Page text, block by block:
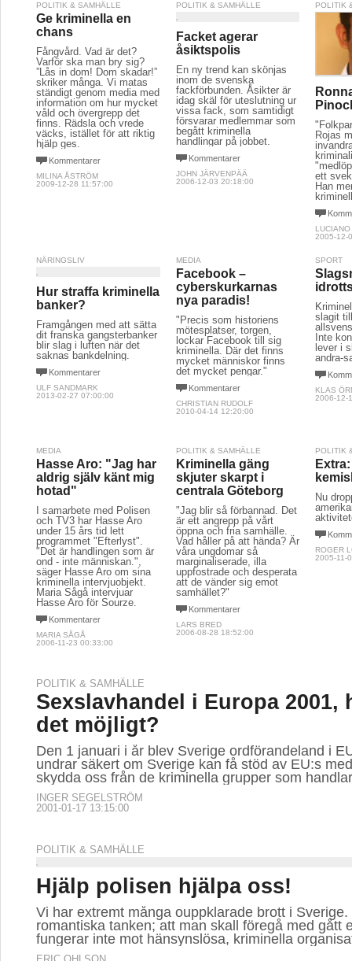
POLITIK & SAMHÄLLE
Ge kriminella en
chans
Fångvård. Vad är det?
Varför ska man bry sig?
”Lås in dom! Dom skadar!”
skriker många. Vi matas
ständigt genom media med
information om hur mycket
våld och övergrepp det
finns. Rädsla och vrede
väcks, istället för att riktig
hjälp ges.
Kommentarer
MILINA ÅSTRÖM
2009-12-28 11:57:00
POLITIK & SAMHÄLLE
Facket agerar
åsiktspolis
En ny trend kan skönjas
inom de svenska
fackförbunden. Åsikter är
idag skäl för uteslutning ur
vissa fack, som samtidigt
försvarar medlemmar som
begått kriminella
handlingar på jobbet.
Kommentarer
JOHN JÄRVENPÄÄ
2006-12-03 20:18:00
POLITIK
Rojas
ett
Han
2005-12-
NÄRINGSLIV
Hur straffa kriminella
banker?
Framgången med att sätta
dit franska gangsterbanker
blir slag i luften när det
saknas bankdelning.
Kommentarer
ULF SANDMARK
2013-02-27 07:00:00
MEDIA
Facebook –
cyberskurkarnas
nya paradis!
"Precis som historiens
mötesplatser, torgen,
lockar Facebook till sig
kriminella. Där det finns
mycket människor finns
det mycket pengar."
Kommentarer
CHRISTIAN RUDOLF
2010-04-14 12:20:00
SPORT
slagit
Inte
lever i
andra-
KLAS
2006-12-
MEDIA
Hasse Aro: "Jag har
aldrig själv känt mig
hotad"
I samarbete med Polisen
och TV3 har Hasse Aro
under 15 års tid lett
programmet "Efterlyst".
"Det är handlingen som är
ond - inte människan.",
säger Hasse Aro om sina
kriminella intervjuobjekt.
Maria Sågå intervjuar
Hasse Aro för Sourze.
Kommentarer
MARIA SÅGÅ
2006-11-23 00:33:00
POLITIK & SAMHÄLLE
Kriminella gäng
skjuter skarpt i
centrala Göteborg
"Jag blir så förbannad. Det
är ett angrepp på vårt
öppna och fria samhälle.
Vad håller på att hända? Är
våra ungdomar så
marginaliserade, illa
uppfostrade och desperata
att de vänder sig emot
samhället?"
Kommentarer
LARS BRED
2006-08-28 18:52:00
POLITIK
Nu
ROGER
2005-11-
POLITIK & SAMHÄLLE
Sexslavhandel i Europa 2001,
det möjligt?
Den 1 januari i år blev Sverige ordförandeland i
undrar säkert om Sverige kan få stöd av EU:s
skydda oss från de kriminella grupper som
INGER SEGELSTRÖM
2001-01-17 13:15:00
POLITIK & SAMHÄLLE
Hjälp polisen hjälpa oss!
Vi har extremt många ouppklarade brott i
romantiska tanken; att man skall föregå med gått
fungerar inte mot hänsynslösa, kriminella